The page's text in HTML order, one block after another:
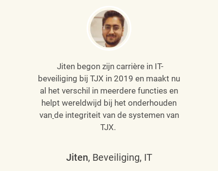
Jiten begon zijn carrière in IT-
beveiliging bij TJX in 2019 en maakt nu
al het verschil in meerdere functies en
helpt wereldwijd bij het onderhouden
van de integriteit van de systemen van
TJX.
Jiten, Beveiliging, IT